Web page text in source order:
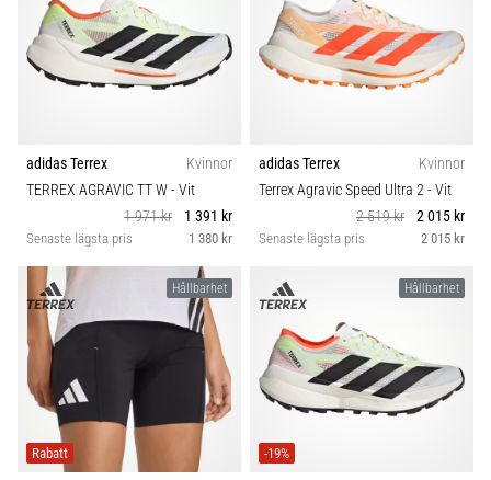
adidas Terrex
Kvinnor
TERREX AGRAVIC TT W- Vit
1 971 kr
1 391 kr
Senaste lägsta pris 1 380 kr
adidas Terrex
Kvinnor
Terrex Agravic Speed Ultra 2- Vit
2 519 kr
2 015 kr
Senaste lägsta pris 2 015 kr
Hållbarhet
Rabatt
Hållbarhet
-19%